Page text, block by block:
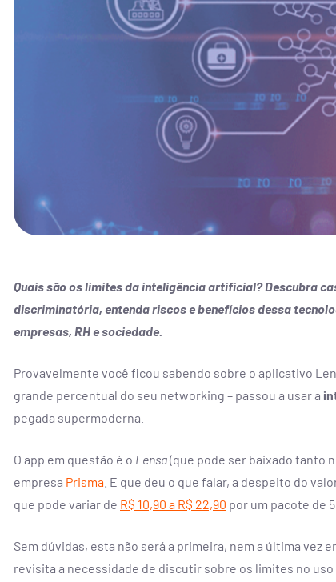
Quais são os limites da inteligência artificial? Descubra
discriminatória, entenda riscos e benefícios dessa
empresas, RH e sociedade.
Provavelmente você ficou sabendo sobre o aplicativo
grande percentual do seu networking – passou a usar a
pegada supermoderna.
O app em questão é o Lensa(que pode ser baixado tanto
empresa Prisma . E que deu o que falar, a despeito do
que pode variar de R$ 10,90 a R$ 22,90 por um pacote de
Sem dúvidas, esta não será a primeira, nem a última
revisita a necessidade de discutir sobre os limites no
pessoas se
a qualquer
o protagonismo da
CONTRATAR